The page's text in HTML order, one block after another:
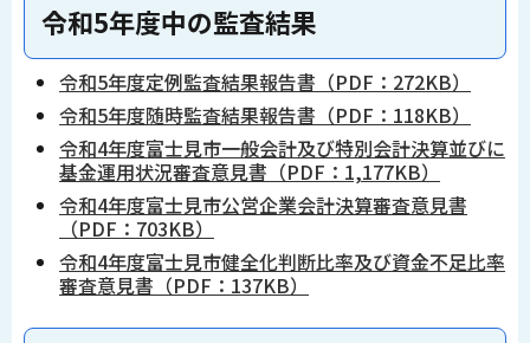
令和5年度中の監査結果
令和5年度定例監査結果報告書（PDF：272KB）
令和5年度随時監査結果報告書（PDF：118KB）
令和4年度富士見市一般会計及び特別会計決算並びに
基金運用状況審査意見書（PDF：1,177KB）
令和4年度富士見市公営企業会計決算審査意見書
（PDF：703KB）
令和4年度富士見市健全化判断比率及び資金不足比率
審査意見書（PDF：137KB）